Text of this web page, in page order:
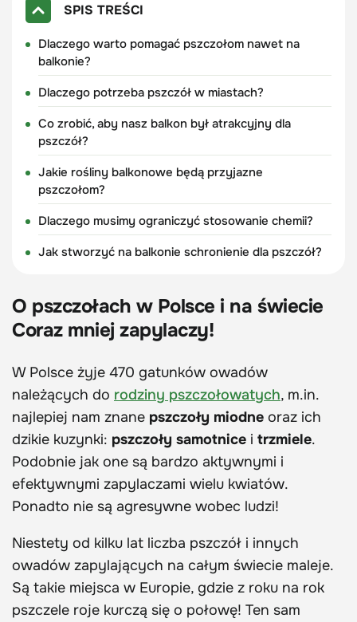
SPIS TREŚCI
Dlaczego warto pomagać pszczołom nawet na
balkonie?
Dlaczego potrzeba pszczół w miastach?
Co zrobić, aby nasz balkon był atrakcyjny dla
pszczół?
Jakie rośliny balkonowe będą przyjazne
pszczołom?
Dlaczego musimy ograniczyć stosowanie chemii?
Jak stworzyć na balkonie schronienie dla pszczół?
O pszczołach w Polsce i na świecie
Coraz mniej zapylaczy!
W Polsce żyje 470 gatunków owadów
należących do rodziny pszczołowatych, m.in.
najlepiej nam znane pszczoły miodne oraz ich
dzikie kuzynki: pszczoły samotnice i trzmiele.
Podobnie jak one są bardzo aktywnymi i
efektywnymi zapylaczami wielu kwiatów.
Ponadto nie są agresywne wobec ludzi!
Niestety od kilku lat liczba pszczół i innych
owadów zapylających na całym świecie maleje.
Są takie miejsca w Europie, gdzie z roku na rok
pszczele roje kurczą się o połowę! Ten sam